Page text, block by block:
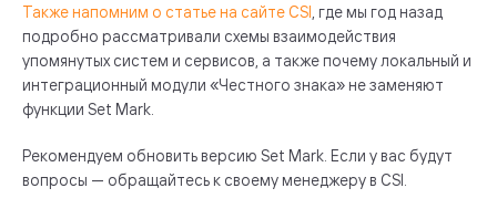
Также напомним о статье на сайте CSI , где мы год назад
подробно рассматривали схемы взаимодействия
упомянутых систем и сервисов, а также почему локальный и
интеграционный модули «Честного знака» не заменяют
функции Set Mark.
Рекомендуем обновить версию Set Mark. Если у вас будут
вопросы — обращайтесь к своему менеджеру в CSI.